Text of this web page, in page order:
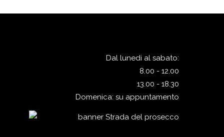
Dal lunedi al sabato:
8.00 - 12.00
13.00 - 18.30
Domenica: su appuntamento